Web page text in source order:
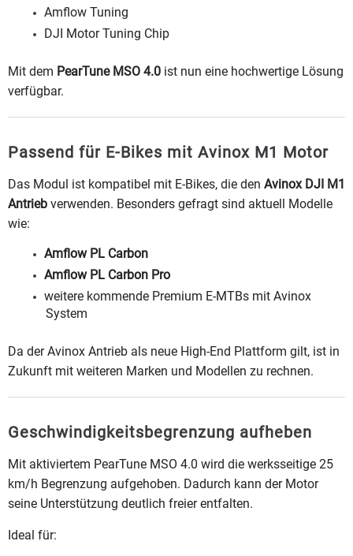
Amflow Tuning
DJI Motor Tuning Chip
Mit dem PearTune MSO 4.0 ist nun eine hochwertige Lösung
verfügbar.
Passend für E-Bikes mit Avinox M1 Motor
Das Modul ist kompatibel mit E-Bikes, die den Avinox DJI M1
Antrieb verwenden. Besonders gefragt sind aktuell Modelle
wie:
Amflow PL Carbon
Amflow PL Carbon Pro
weitere kommende Premium E-MTBs mit Avinox
System
Da der Avinox Antrieb als neue High-End Plattform gilt, ist in
Zukunft mit weiteren Marken und Modellen zu rechnen.
Geschwindigkeitsbegrenzung aufheben
Mit aktiviertem PearTune MSO 4.0 wird die werksseitige 25
km/h Begrenzung aufgehoben. Dadurch kann der Motor
seine Unterstützung deutlich freier entfalten.
Ideal für: